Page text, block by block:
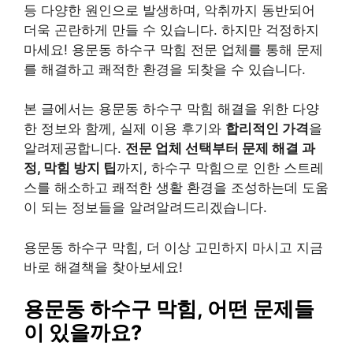
등 다양한 원인으로 발생하며, 악취까지 동반되어
더욱 곤란하게 만들 수 있습니다. 하지만 걱정하지
마세요! 용문동 하수구 막힘 전문 업체를 통해 문제
를 해결하고 쾌적한 환경을 되찾을 수 있습니다.
본 글에서는 용문동 하수구 막힘 해결을 위한 다양
한 정보와 함께, 실제 이용 후기와 합리적인 가격을
알려제공합니다. 전문 업체 선택부터 문제 해결 과
정, 막힘 방지 팁까지, 하수구 막힘으로 인한 스트레
스를 해소하고 쾌적한 생활 환경을 조성하는데 도움
이 되는 정보들을 알려알려드리겠습니다.
용문동 하수구 막힘, 더 이상 고민하지 마시고 지금
바로 해결책을 찾아보세요!
용문동 하수구 막힘, 어떤 문제들
이 있을까요?